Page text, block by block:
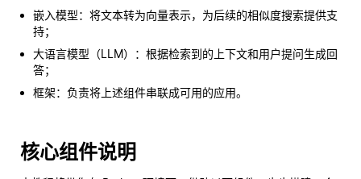
嵌入模型：将文本转为向量表示，为后续的相似度搜索提供支
持；
大语言模型（LLM）：根据检索到的上下文和用户提问生成回
答；
框架：负责将上述组件串联成可用的应用。
核心组件说明